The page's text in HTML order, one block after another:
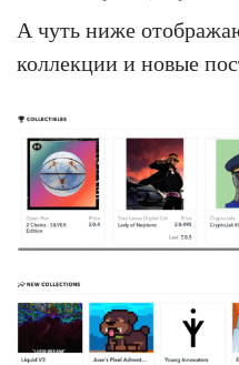
А чуть ниже
коллекции и новые